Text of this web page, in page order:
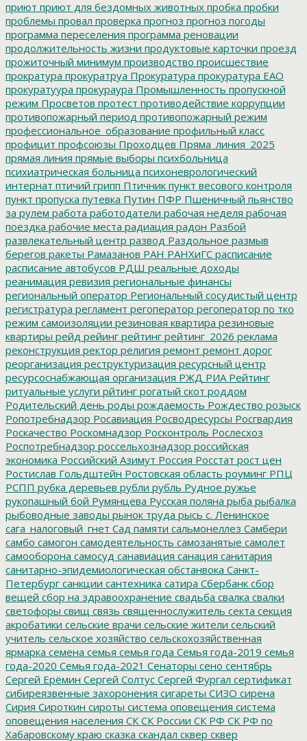
приют приют для бездомных животных пробка пробки
проблемы провал проверка прогноз прогноз погоды
программа переселения программа реновации
продолжительность жизни продуктовые карточки проезд
прожиточный минимум производство происшествие
прократура прокуратруа Прокуратура прокуратура ЕАО
прокуратуура прокураура Промышленность пропускной
режим Просветов протест противодействие коррупции
противопожарный период противопожарный режим
профессиональное_образование профильный класс
профицит профсоюзы Проходцев Пряма_линия_2025
прямая линия прямые выборы психбольница
психиатрическая больница психоневрологический
интернат птичий грипп Птичник пункт весового контроля
пункт пропуска путевка Путин ПФР Пшеничный пьянство
за рулем работа работодатели рабочая неделя рабочая
поездка рабочие места радиация радон Разбой
развлекательный центр развод Раздольное размыв
берегов ракеты Рамазанов РАН РАНХиГС расписание
расписание автобусов РДШ реальные доходы
реанимация ревизия региональные финансы
региональный оператор Региональный сосудистый центр
регистратура регламент регоператор регоператор по тко
режим самоизоляции резиновая квартира резиновые
квартиры рейд рейинг рейтинг рейтинг_2026 реклама
реконструкция ректор религия ремонт ремонт дорог
реорганизация реструктуризация ресурсный центр
ресурсоснабжающая организация РЖД РИА Рейтинг
ритуальные услуги рйтинг рогатый скот роддом
Родительский день роды рождаемость Рождество розыск
Ропотребнадзор Росавиация Росводресурсы Росгвардия
Роскачество Роскомнадзор Росконтроль Рослесхоз
Роспотребнадзор россельхознадзор российская
экономика Российский Азимут Россия Росстат рост цен
Ростислав Гольдштейн Ростовская область роуминг РПЦ
РСПП рубка деревьев рубли рубль Рудное ружье
рукопашный бой Румянцева Русская поляна рыба рыбалка
рыбоводные заводы рынок труда рысь с. Ленинское
сага_налоговый_гнет Сад памяти сальмонеллез Самбери
самбо самогон самодеятельность самозанятые самолет
самооборона самосуд санавиация санация санитария
санитарно-эпидемиологическая обстанвока Санкт-
Петербург санкции сантехника сатира Сбербанк сбор
вещей сбор на здравоохранение свадьба свалка свалки
светофоры свищ связь священнослужитель секта секция
акробатики сельские врачи сельские жители сельский
учитель сельское хозяйство сельскохозяйственная
ярмарка семена семья семья года Семья года-2019 семья
года-2020 Семья года-2021 Сенаторы сено сентябрь
Сергей Ерёмин Сергей Солтус Сергей Фургал сертификат
сибиреязвенные захоронения сигареты СИЗО сирена
Сирия Сироткин сироты система оповещения система
оповещения населения СК СК России СК РФ СК РФ по
Хабаровскому краю сказка скандал сквер сквер